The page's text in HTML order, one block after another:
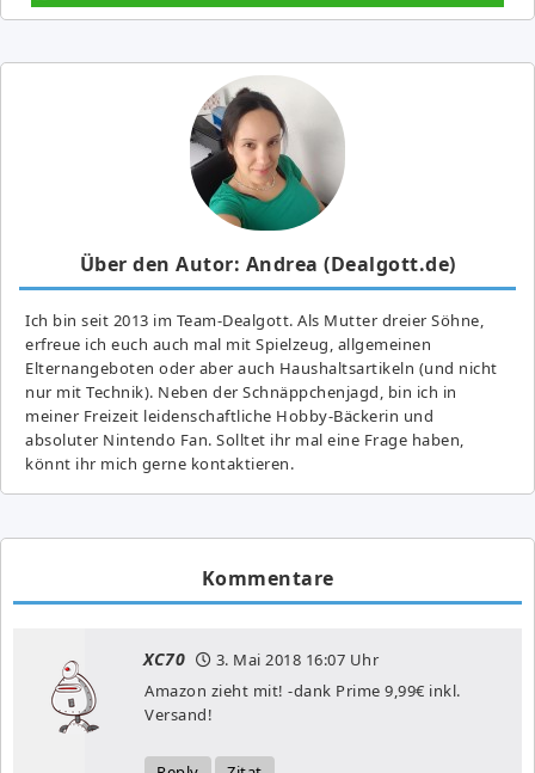
Über den Autor: Andrea (Dealgott.de)
Ich bin seit 2013 im Team-Dealgott. Als Mutter dreier Söhne,
erfreue ich euch auch mal mit Spielzeug, allgemeinen
Elternangeboten oder aber auch Haushaltsartikeln (und nicht
nur mit Technik). Neben der Schnäppchenjagd, bin ich in
meiner Freizeit leidenschaftliche Hobby-Bäckerin und
absoluter Nintendo Fan. Solltet ihr mal eine Frage haben,
könnt ihr mich gerne kontaktieren.
Kommentare
XC70 3. Mai 2018 16:07 Uhr
Amazon zieht mit! -dank Prime 9,99€ inkl.
Versand!